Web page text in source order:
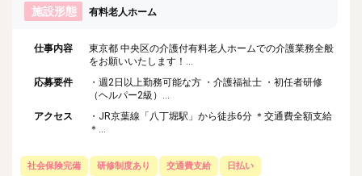
施設形態 有料老人ホーム
仕事内容
東京都 中央区の介護付有料老人ホームでの介護業務全般
をお願いいたします！...
応募要件
・週2日以上勤務可能な方 ・介護福祉士 ・初任者研修
（ヘルパー2級）...
アクセス
・JR京葉線「八丁堀駅」から徒歩6分 ＊交通費全額支給
＊...
社会保険完備 研修制度あり 交通費支給 日払い